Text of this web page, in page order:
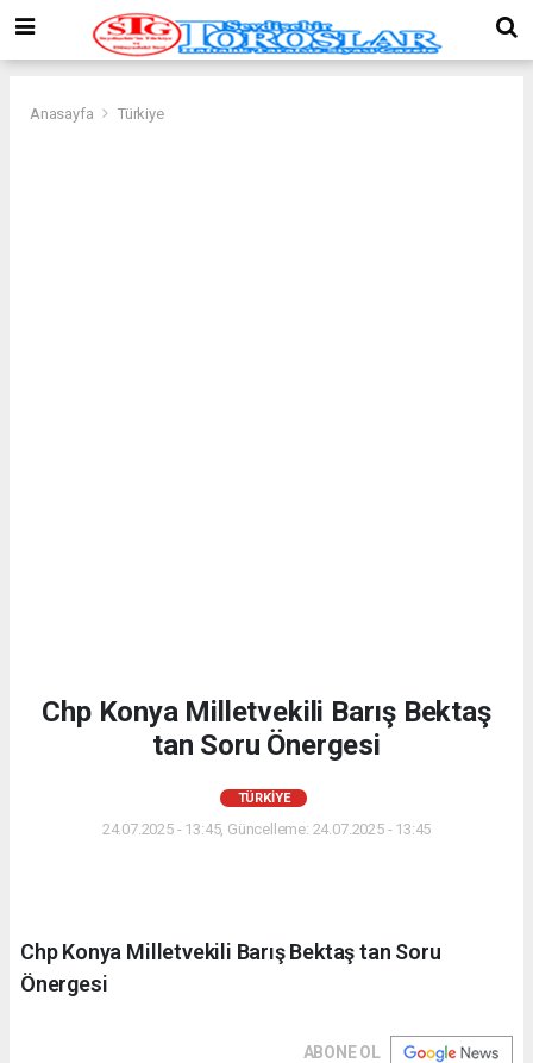
Anasayfa Türkiye
Chp Konya Milletvekili Barış Bektaş
tan Soru Önergesi
TÜRKIYE
24.07.2025 - 13:45, Güncelleme: 24.07.2025 - 13:45
Chp Konya Milletvekili Barış Bektaş tan Soru
Önergesi
ABONE OL